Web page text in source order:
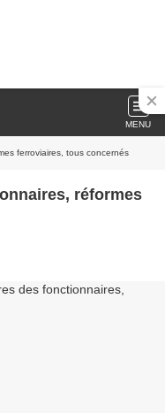
MENU
ferroviaires, tous concernés
réformes